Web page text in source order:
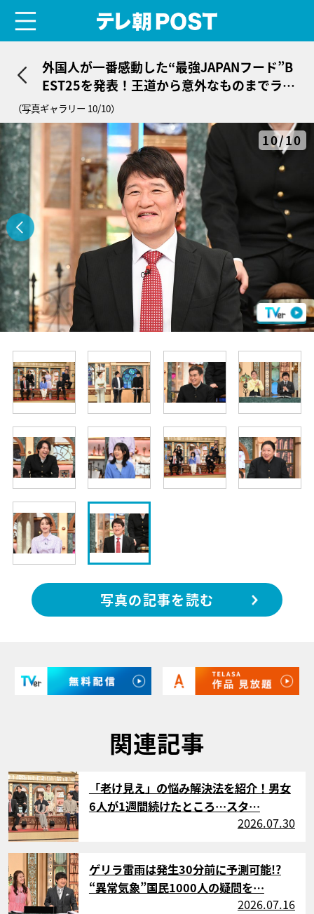
外国人が一番感動した“最強JAPANフード”B
EST25を発表！王道から意外なものまでラン
クイン
（写真ギャラリー 10/10）
10/10
写真の記事を読む
関連記事
サムネイル
「老け見え」の悩み解決法を紹介！男女
6人が1週間続けたところ…スタ…
2026.07.30
サムネイル
ゲリラ雷雨は発生30分前に予測可能!?
“異常気象”国民1000人の疑問を…
2026.07.16